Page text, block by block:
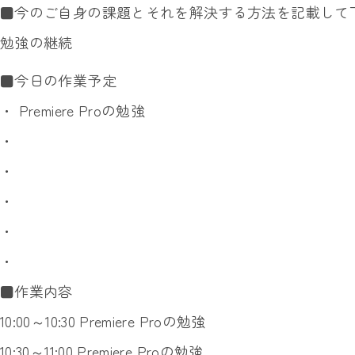
■今のご自身の課題とそれを解決する方法を記載して
勉強の継続
■今日の作業予定
・ Premiere Proの勉強
・
・
・
・
・
■作業内容
10:00～10:30 Premiere Proの勉強
10:30～11:00 Premiere Proの勉強